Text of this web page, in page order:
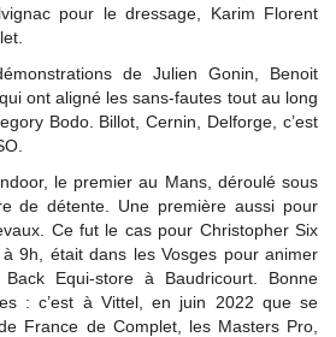
pour le dressage, Karim Florent
de Julien Gonin, Benoit
ont aligné les sans-fautes tout au long
Bodo. Billot, Cernin, Delforge, c’est
le premier au Mans, déroulé sous
de détente. Une première aussi pour
Ce fut le cas pour Christopher Six
9h, était dans les Vosges pour animer
Equi-store à Baudricourt. Bonne
: c’est à Vittel, en juin 2022 que se
France de Complet, les Masters Pro,